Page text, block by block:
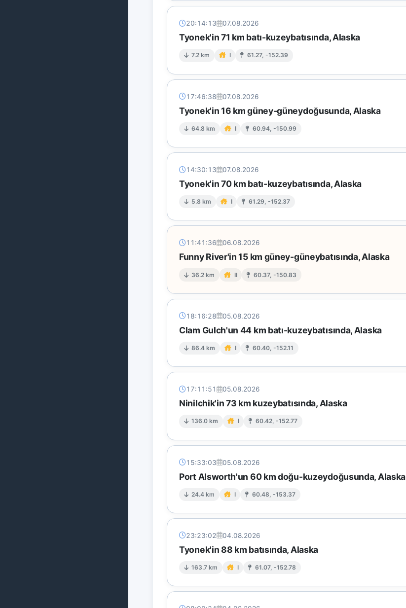
20:14:13 07.08.2026
Tyonek'in 71 km batı-kuzeybatısında, Alaska
7.2 km I 61.27, -152.39
17:46:38 07.08.2026
Tyonek'in 16 km güney-güneydoğusunda, Alaska
64.8 km I 60.94, -150.99
14:30:13 07.08.2026
Tyonek'in 70 km batı-kuzeybatısında, Alaska
5.8 km I 61.29, -152.37
11:41:36 06.08.2026
Funny River'in 15 km güney-güneybatısında, Alaska
36.2 km II 60.37, -150.83
18:16:28 05.08.2026
Clam Gulch'un 44 km batı-kuzeybatısında, Alaska
86.4 km I 60.40, -152.11
17:11:51 05.08.2026
Ninilchik'in 73 km kuzeybatısında, Alaska
136.0 km I 60.42, -152.77
15:33:03 05.08.2026
Port Alsworth'un 60 km doğu-kuzeydoğusunda, Alaska
24.4 km I 60.48, -153.37
23:23:02 04.08.2026
Tyonek'in 88 km batısında, Alaska
163.7 km I 61.07, -152.78